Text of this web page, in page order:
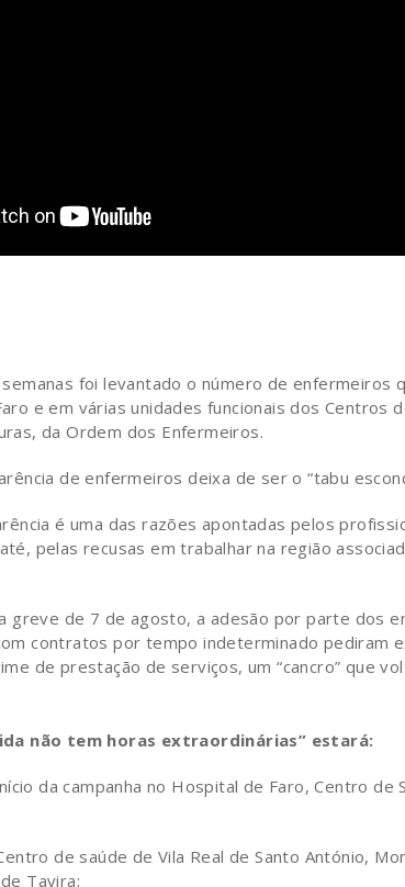
foi levantado o número de enfermeiros
e em várias unidades funcionais dos Centros
da Ordem dos Enfermeiros.
de enfermeiros deixa de ser o “tabu
é uma das razões apontadas pelos
pelas recusas em trabalhar na região
greve de 7 de agosto, a adesão por parte dos
contratos por tempo indeterminado pediram
de prestação de serviços, um “cancro” que
não tem horas extraordinárias” estará:
da campanha no Hospital de Faro, Centro
de saúde de Vila Real de Santo António,
Tavira;